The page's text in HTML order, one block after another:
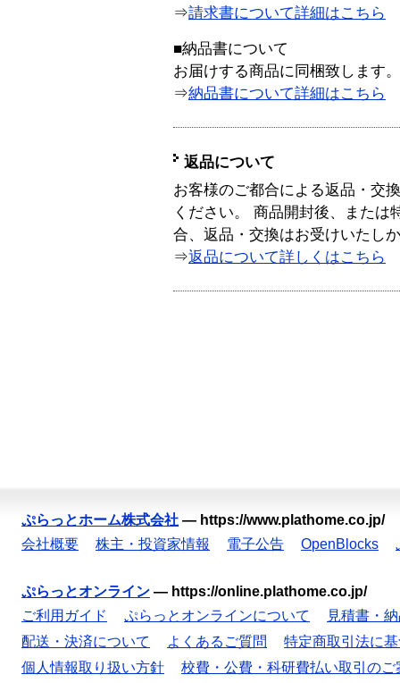
⇒請求書について詳細はこちら
■納品書について
お届けする商品に同梱致します。
⇒納品書について詳細はこちら
返品について
お客様のご都合による返品・交
ください。 商品開封後、または
合、返品・交換はお受けいたし
⇒返品について詳しくはこちら
ぷらっとホーム株式会社 — https://www.plathome.co.jp/
会社概要
株主・投資家情報 電子公告 OpenBlocks
ぷらっとオンライン — https://online.plathome.co.jp/
ご利用ガイド
ぷらっとオンラインについて
見積書・
配送・決済について
よくあるご質問
特定商取引法に
個人情報取り扱い方針
校費・公費・科研費払い取引のご